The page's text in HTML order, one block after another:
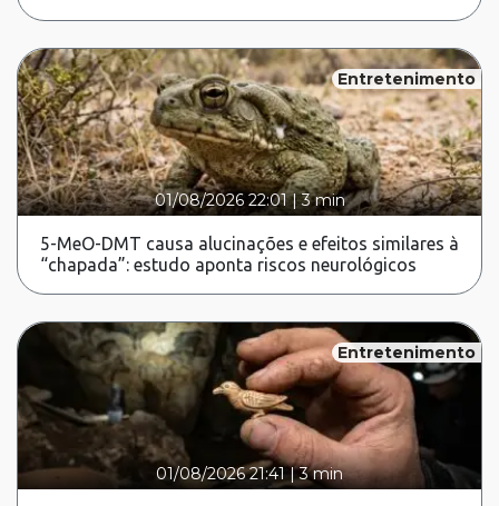
Entretenimento
01/08/2026 22:01|3 min
5-MeO-DMT causa alucinações e efeitos similares à
“chapada”: estudo aponta riscos neurológicos
Entretenimento
01/08/2026 21:41 |3 min